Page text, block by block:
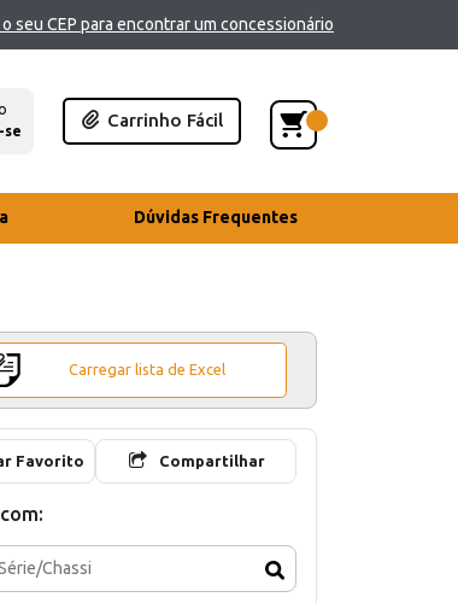
seu CEP para encontrar um concessionário
se
Carrinho Fácil
Dúvidas Frequentes
Carregar lista de Excel
Favorito Compartilhar